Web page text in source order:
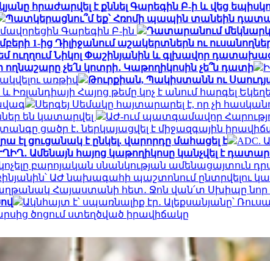
հրաժարվել է քննել Գարեգին Բ-ի և վեց
Պատկերացնու՞մ եք՝ Հռոմի պապին տանեին
Գարեգին Բ-ին
Դատարանում
1-ից Դիլիջանում աշակերտներն ու
ուղղում Նիկոլ Փաշինյանին և գլխավոր
ողնաշարը չե՛ն կոտրի․ Կաթողիկոսին չե՞ն դատի
առթիվ
Թուրքիան, Պակիստանն ու
Իռլանդիայի Հայոց թեմը կոչ է անում հարգել
Սերգեյ Սեմակը հայտարարել է, որ չի
են կատարվել
ԱԺ-ում պատգամավոր
ցածր է․ ներկայացվել է միջազգային
էլ ցուցանակ է ընկել. վարորդը մահացել է
ADC.
Ամենայն հայոց կաթողիկոսը կանչվել է
բարոյական սնանկության ամենացայտուն
ԱԺ նախագահի պաշտոնում ընտրվելու
Հայաստանի հետ․ Ջոն վան՛տ Սխիպը նոր
Ակնհայտ է՝ սպառնալիք էր․ Ալեքսանյանը՝
ծոցում ստեղծված իրավիճակը